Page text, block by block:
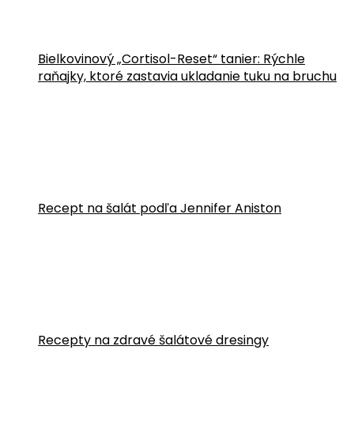
Bielkovinový „Cortisol-Reset“ tanier: Rýchle
raňajky, ktoré zastavia ukladanie tuku na bruchu
Recept na šalát podľa Jennifer Aniston
Recepty na zdravé šalátové dresingy